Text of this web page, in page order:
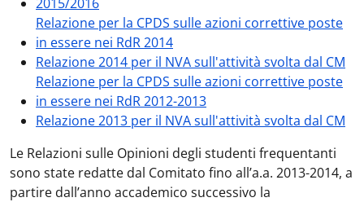
Relazione per la CPDS sulle azioni correttive poste
in essere nei RdR 2014
Relazione 2014 per il NVA sull'attività svolta dal CM
Relazione per la CPDS sulle azioni correttive poste
in essere nei RdR 2012-2013
Relazione 2013 per il NVA sull'attività svolta dal CM
Le Relazioni sulle Opinioni degli studenti frequentanti
sono state redatte dal Comitato fino all’a.a. 2013-2014, a
partire dall’anno accademico successivo la